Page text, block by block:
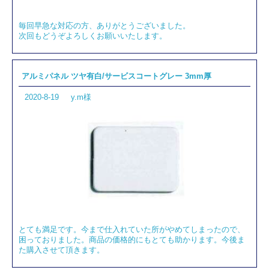
毎回早急な対応の方、ありがとうございました。
次回もどうぞよろしくお願いいたします。
アルミパネル ツヤ有白/サービスコートグレー 3mm厚
2020-8-19 y.m様
とても満足です。今まで仕入れていた所がやめてしまったので、
困っておりました。商品の価格的にもとても助かります。今後ま
た購入させて頂きます。